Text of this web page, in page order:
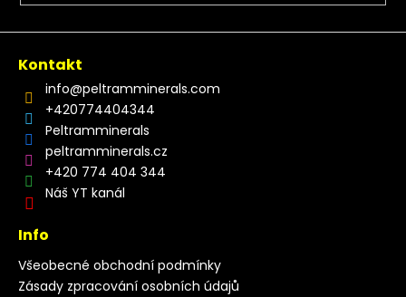
Kontakt
info@peltramminerals.com
+420774404344
Peltramminerals
peltramminerals.cz
+420 774 404 344
Náš YT kanál
Info
Všeobecné obchodní podmínky
Zásady zpracování osobních údajů